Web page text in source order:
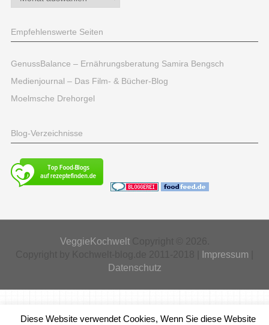
Empfehlenswerte Seiten
GenussBalance – Ernährungsberatung Samira Bengsch
Medienjournal – Das Film- & Bücher-Blog
Moelmsche Drehorgel
Blog-Verzeichnisse
VeggieKochweltCopyright © 2026.
Impressum
Datenschutz
Diese Website verwendet Cookies, Wenn Sie diese Website